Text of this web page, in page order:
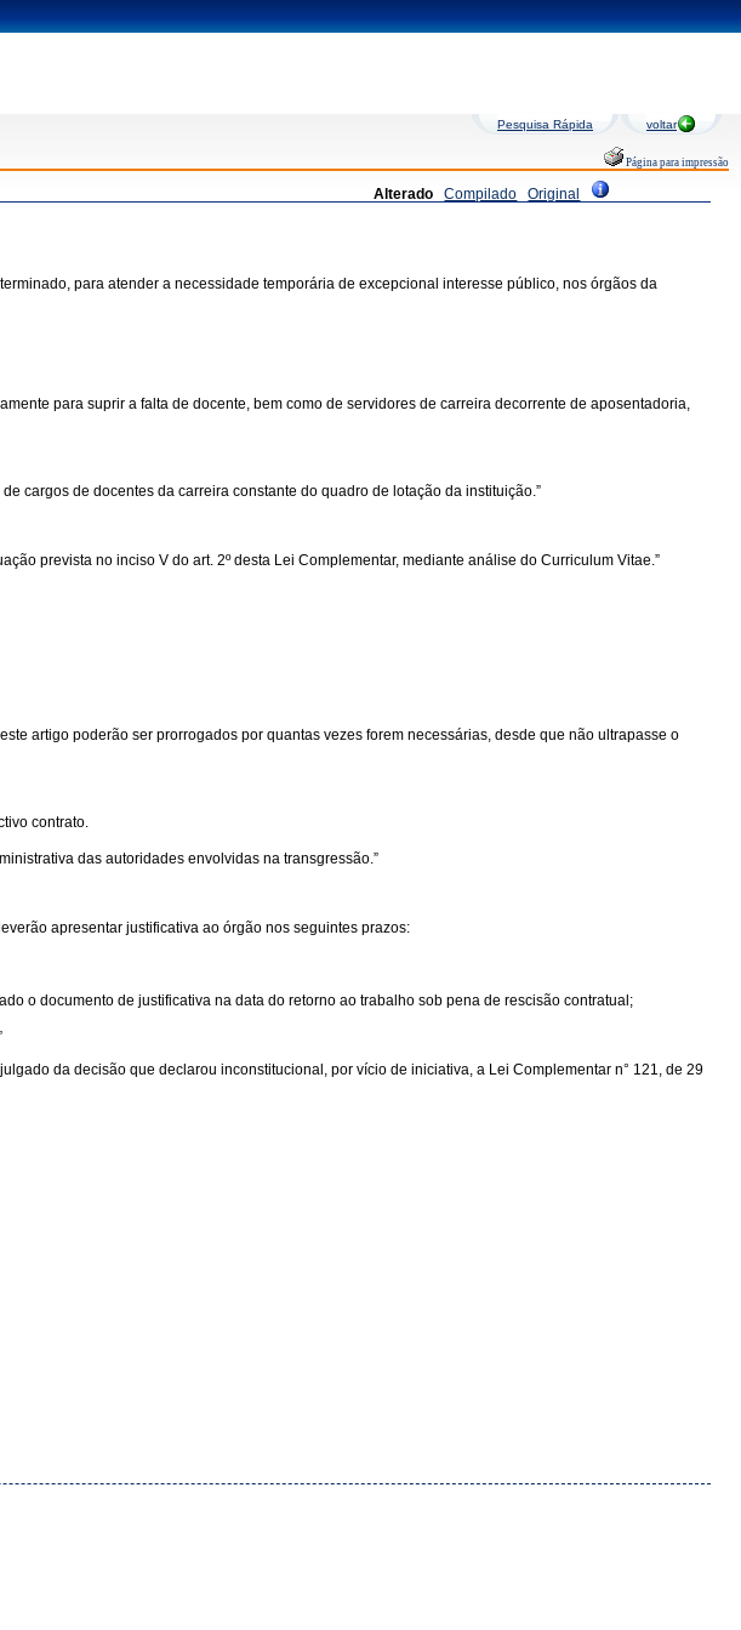
Pesquisa Rápida voltar
Página para impressão
Alterado Compilado Original
para atender a necessidade temporária de excepcional interesse público, nos órgãos da
para suprir a falta de docente, bem como de servidores de carreira decorrente de aposentadoria,
cargos de docentes da carreira constante do quadro de lotação da instituição.”
prevista no inciso V do art. 2º desta Lei Complementar, mediante análise do Curriculum Vitae.”
artigo poderão ser prorrogados por quantas vezes forem necessárias, desde que não ultrapasse o
contrato.
das autoridades envolvidas na transgressão.”
apresentar justificativa ao órgão nos seguintes prazos:
o documento de justificativa na data do retorno ao trabalho sob pena de rescisão contratual;
da decisão que declarou inconstitucional, por vício de iniciativa, a Lei Complementar n° 121, de 29